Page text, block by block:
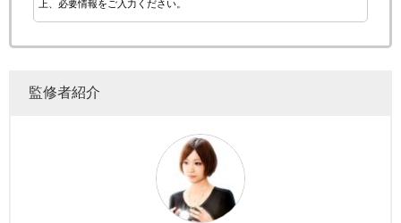
上、必要情報をご入力ください。
監修者紹介